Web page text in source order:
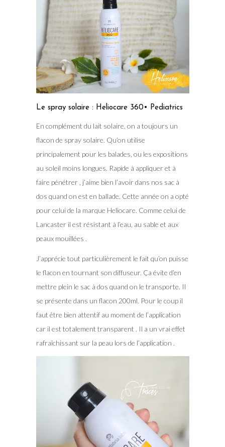
Le spray solaire : Heliocare 360• Pediatrics
En complément du lait solaire, on a toujours un
flacon de spray solaire. Qu’on utilise
principalement pour les balades, ou les expositions
au soleil moins longues. Rapide à appliquer et à
faire pénétrer , j’aime bien l’avoir dans nos sac à
dos quand on est en ballade. Cette année on a opté
pour celui de la marque Heliocare. Comme celui de
Lancaster il est résistant à l’eau, au sable et aux
peaux mouillées .
J’apprécie tout particulièrement le fait qu’on puisse
le flacon en tournant son diffuseur. Ça évite d’en
mettre plein le sac à dos quand on le transporte. Il
se présente dans un flacon 200ml. Pour le coup il
faut être bien attentif au moment de l’application
car il est totalement transparent . Il a un vrai effet
rafraîchissant sur la peau lors de l’application .